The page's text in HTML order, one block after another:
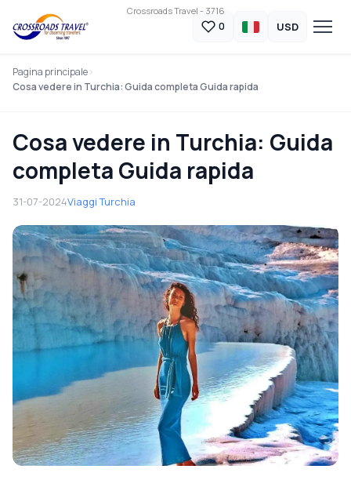
Crossroads Travel - 3716
0 USD
Pagina principale
Cosa vedere in Turchia: Guida completa Guida rapida
Cosa vedere in Turchia: Guida
completa Guida rapida
31-07-2024Viaggi Turchia